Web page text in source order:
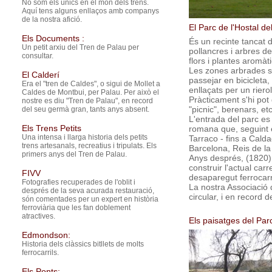
No som els únics en el mon dels trens.
Aquí tens alguns enllaços amb companys
de la nostra afició.
Els Documents :
Un petit arxiu del Tren de Palau per
consultar.
El Calderí
Era el "tren de Caldes", o sigui de Mollet a
Caldes de Montbui, per Palau. Per això el
nostre es diu "Tren de Palau", en record
del seu germà gran, tants anys absent.
Els Trens Petits
Una intensa i llarga historia dels petits
trens artesanals, recreatius i tripulats. Els
primers anys del Tren de Palau.
FIVV
Fotografies recuperades de l'oblit i
després de la seva acurada restauració,
són comentades per un expert en història
ferroviària que les fan doblement
atractives.
Edmondson:
Historia dels clàssics bitllets de molts
ferrocarrils.
El Parc de l'Hostal
És un recinte tancat
pollancres i arbres
flors i plantes
Les zones arbrades
passejar en
enllaçats per un
Pràcticament s'hi
"picnic", berenars,
L'entrada del parc
romana que, seguint
Tarraco - fins a
Barcelona, Reis de
Anys després,
construir l'actual
desaparegut
La nostra
circular, i en record
Els paisatges del